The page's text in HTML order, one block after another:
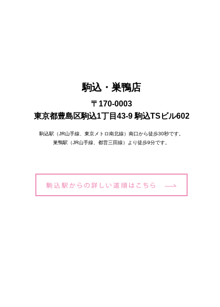
駒込・巣鴨店
〒170-0003
東京都豊島区駒込1丁目43-9 駒込TSビル602
駒込駅（JR山手線、東京メトロ南北線）南口から徒歩30秒です。
巣鴨駅（JR山手線、都営三田線）より徒歩9分です。